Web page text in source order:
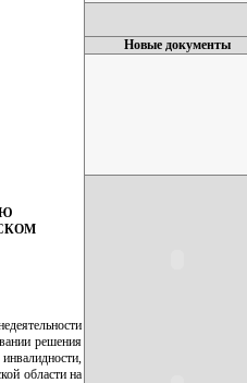
решения
области на
Новые документы